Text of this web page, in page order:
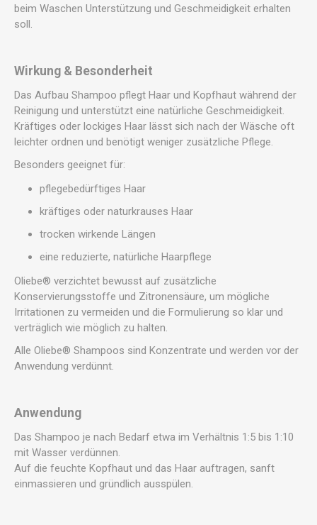
beim Waschen Unterstützung und Geschmeidigkeit erhalten
soll.
Wirkung & Besonderheit
Das Aufbau Shampoo pflegt Haar und Kopfhaut während der
Reinigung und unterstützt eine natürliche Geschmeidigkeit.
Kräftiges oder lockiges Haar lässt sich nach der Wäsche oft
leichter ordnen und benötigt weniger zusätzliche Pflege.
Besonders geeignet für:
pflegebedürftiges Haar
kräftiges oder naturkrauses Haar
trocken wirkende Längen
eine reduzierte, natürliche Haarpflege
Oliebe® verzichtet bewusst auf zusätzliche
Konservierungsstoffe und Zitronensäure, um mögliche
Irritationen zu vermeiden und die Formulierung so klar und
verträglich wie möglich zu halten.
Alle Oliebe® Shampoos sind Konzentrate und werden vor der
Anwendung verdünnt.
Anwendung
Das Shampoo je nach Bedarf etwa im Verhältnis 1:5 bis 1:10
mit Wasser verdünnen.
Auf die feuchte Kopfhaut und das Haar auftragen, sanft
einmassieren und gründlich ausspülen.